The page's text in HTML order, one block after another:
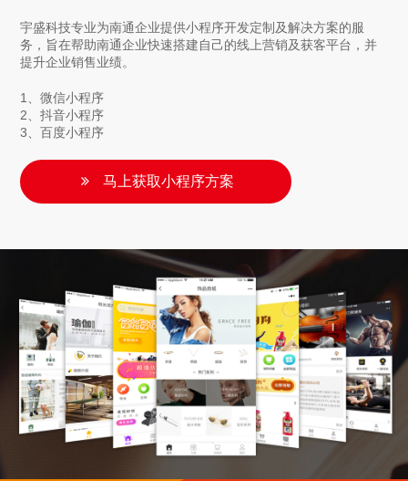
宇盛科技专业为南通企业提供小程序开发定制及解决方案的服
务，旨在帮助南通企业快速搭建自己的线上营销及获客平台，并
提升企业销售业绩。
1、微信小程序
2、抖音小程序
3、百度小程序
马上获取小程序方案